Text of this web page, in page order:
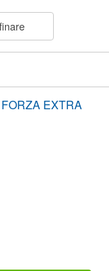
EXTRA